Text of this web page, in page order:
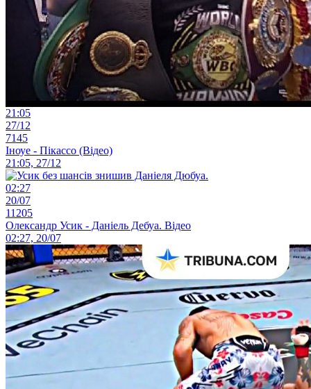
21:05
27/12
7145
Іноуе - Пікассо (Відео)
21:05, 27/12
02:27
20/07
11205
Олександр Усик - Даніель Дебуа. Відео
02:27, 20/07